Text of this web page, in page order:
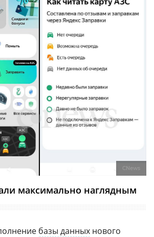
CNews
максимально наглядным
базы данных нового